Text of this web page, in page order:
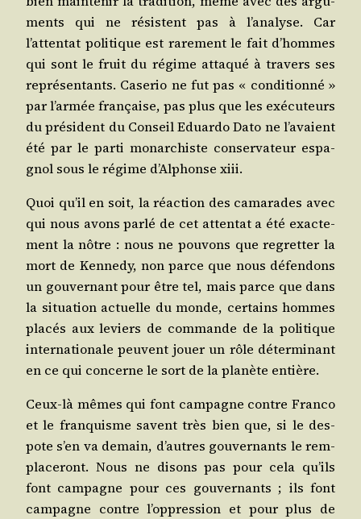
ments qui ne résistent pas à l’analyse. Car
l’attentat poli­tique est rare­ment le fait d’hommes
qui sont le fruit du régime atta­qué à tra­vers ses
repré­sen­tants. Case­rio ne fut pas « condi­tion­né »
par l’armée fran­çaise, pas plus que les exé­cu­teurs
du pré­sident du Conseil Eduar­do Dato ne l’avaient
été par le par­ti monar­chiste conser­va­teur espa­
gnol sous le régime d’Alphonse xiii.
Quoi qu’il en soit, la réac­tion des cama­rades avec
qui nous avons par­lé de cet atten­tat a été exac­te­
ment la nôtre : nous ne pou­vons que regret­ter la
mort de Ken­ne­dy, non parce que nous défen­dons
un gou­ver­nant pour être tel, mais parce que dans
la situa­tion actuelle du monde, cer­tains hommes
pla­cés aux leviers de com­mande de la poli­tique
inter­na­tio­nale peuvent jouer un rôle déter­mi­nant
en ce qui concerne le sort de la pla­nète entière.
Ceux-là mêmes qui font cam­pagne contre Fran­co
et le fran­quisme savent très bien que, si le des­
pote s’en va demain, d’autres gou­ver­nants le rem­
pla­ce­ront. Nous ne disons pas pour cela qu’ils
font cam­pagne pour ces gou­ver­nants ; ils font
cam­pagne contre l’oppression et pour plus de